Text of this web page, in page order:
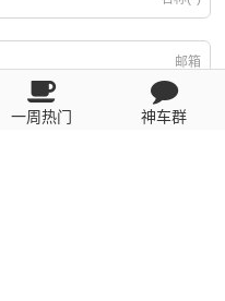
邮箱
一周热门 神车群